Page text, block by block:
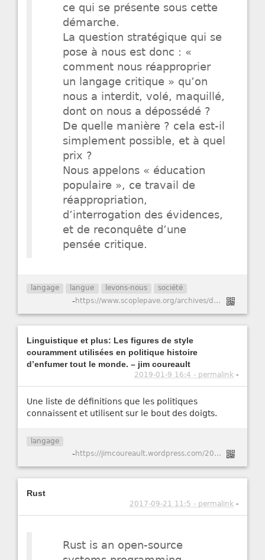
ce qui se présente sous cette
démarche.
La question stratégique qui se
pose à nous est donc : «
comment nous réapproprier
un langage critique » qu’on
nous a interdit, volé, maquillé,
dont on nous a dépossédé ?
De quelle manière ? cela est-il
simplement possible, et à quel
prix ?
Nous appelons « éducation
populaire », ce travail de
réappropriation,
d’interrogation des évidences,
et de reconquête d’une
pensée critique.
langage langue levons-nous société
- https://www.scoplepave.org/archives/docus/dictionnaire%20de%20la%20langue%20de%20bois.pdf
Linguistique et plus: Les figures de style
couramment utilisées en politique histoire
d’enfumer tout le monde. – jim coureault
2019-01-9 16:4 - permalink -
Une liste de définitions que les politiques
connaissent et utilisent sur le bout des doigts.
langage
- https://jimcoureault.wordpress.com/2017/04/25/linguistique-et-plus-les-figures-de-style-couramment-utilisees-en-politique-histoire-denfumer-tout-le-monde/
Rust
2017-09-21 11:5 - permalink -
Rust is an open-source